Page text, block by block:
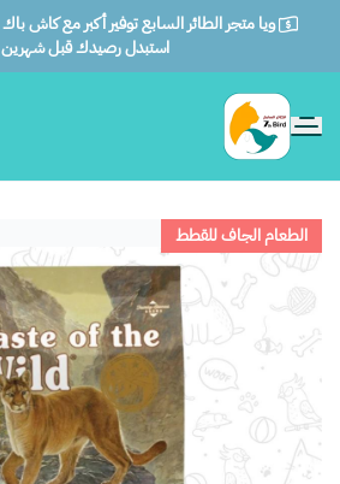
استبدل رصيدك قبل شهرين
الطائر السابع للحيوانات
الطعام الجاف للقطط